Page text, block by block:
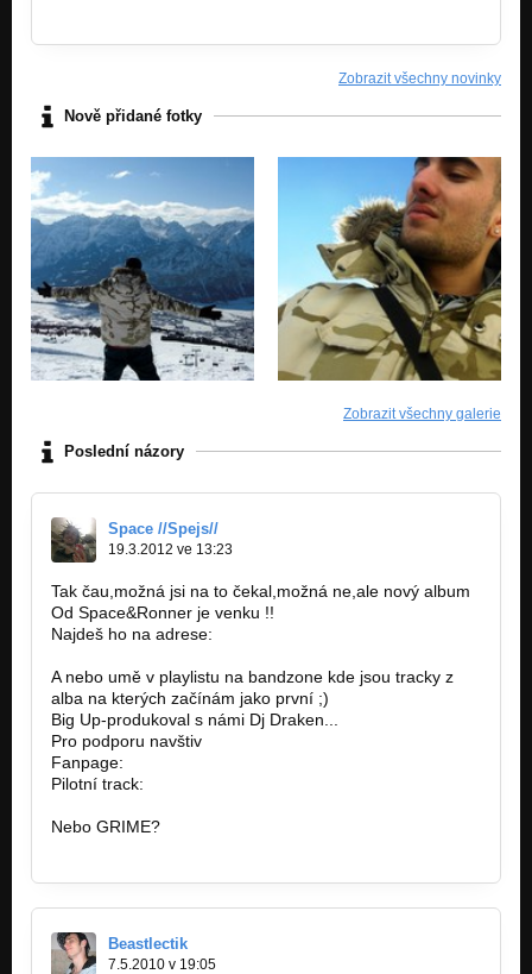
Zobrazit všechny novinky
Nově přidané fotky
Zobrazit všechny galerie
Poslední názory
Space //Spejs//
19.3.2012 ve 13:23
Tak čau,možná jsi na to čekal,možná ne,ale nový album
Od Space&Ronner je venku !!
Najdeš ho na adrese:
A nebo umě v playlistu na bandzone kde jsou tracky z
alba na kterých začínám jako první ;)
Big Up-produkoval s námi Dj Draken...
Pro podporu navštiv
Fanpage:
Pilotní track:
Nebo GRIME?
Beastlectik
7.5.2010 v 19:05